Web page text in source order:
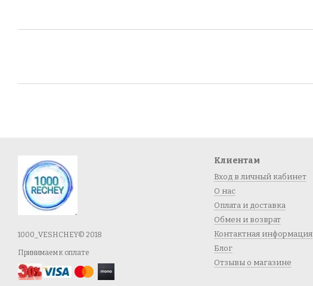
1000_VESHCHEY© 2018
Принимаем к оплате
Клиентам
Вход в личный кабинет
О нас
Оплата и доставка
Обмен и возврат
Контактная информация
Блог
Отзывы о магазине